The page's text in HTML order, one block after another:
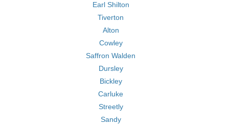
Earl Shilton
Tiverton
Alton
Cowley
Saffron Walden
Dursley
Bickley
Carluke
Streetly
Sandy